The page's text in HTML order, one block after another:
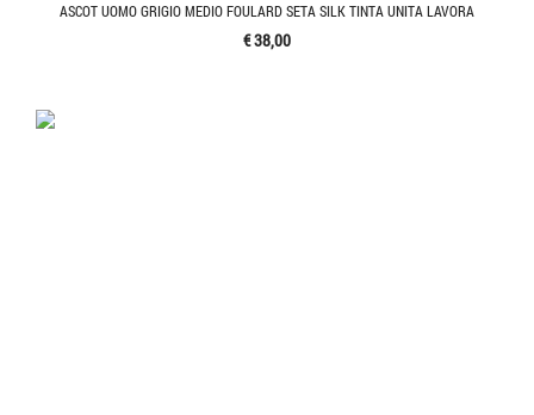
ASCOT UOMO GRIGIO MEDIO FOULARD SETA SILK TINTA UNITA LAVORA
€ 38,00